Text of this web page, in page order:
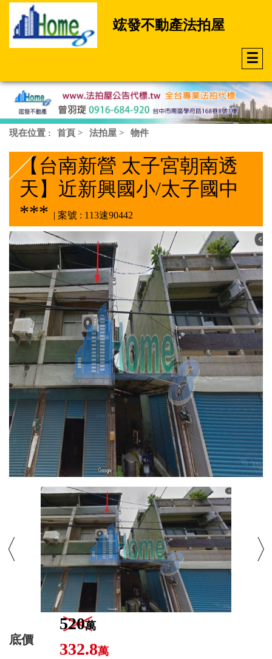
竤發不動產法拍屋
☰
現在位置 : 首頁 > 法拍屋 > 物件
【台南新營 太子宮朝南透
天】近新興國小/太子國中
*** | 案號 : 113速90442
底價
520萬
332.8萬